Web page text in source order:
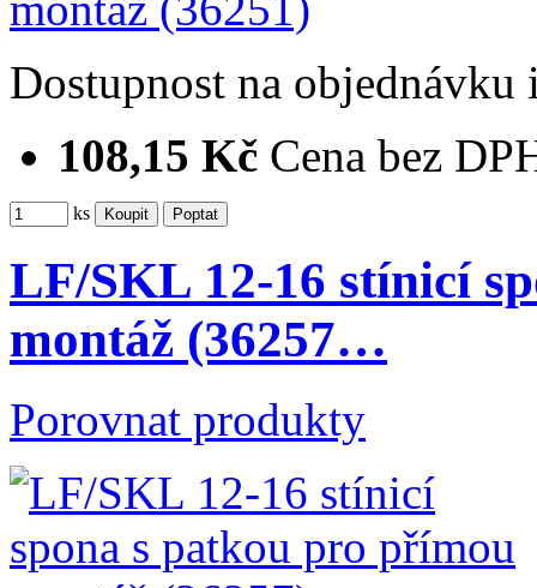
Dostupnost na objednávku
108,15 Kč Cena bez
ks
LF/SKL 12-16 stínicí
montáž (36257…
Porovnat produkty